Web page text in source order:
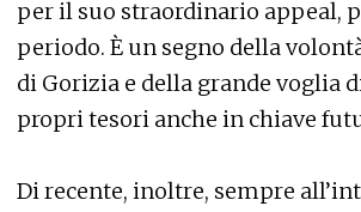
per il suo straordinario appeal,
periodo. È un segno della
di Gorizia e della grande voglia
propri tesori anche in chiave
Di recente, inoltre, sempre